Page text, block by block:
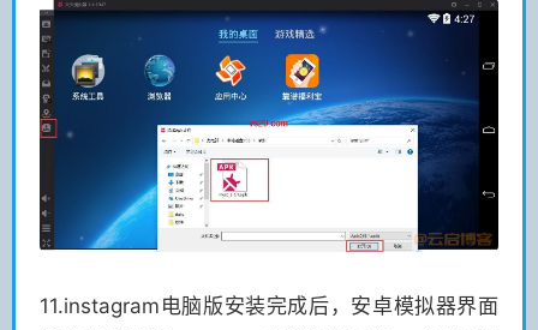
11.instagram电脑版安装完成后，安卓模拟器界面